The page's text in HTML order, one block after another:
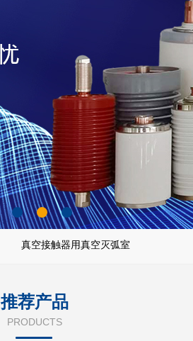
真空接触器用真空灭弧室
推荐产品
PRODUCTS